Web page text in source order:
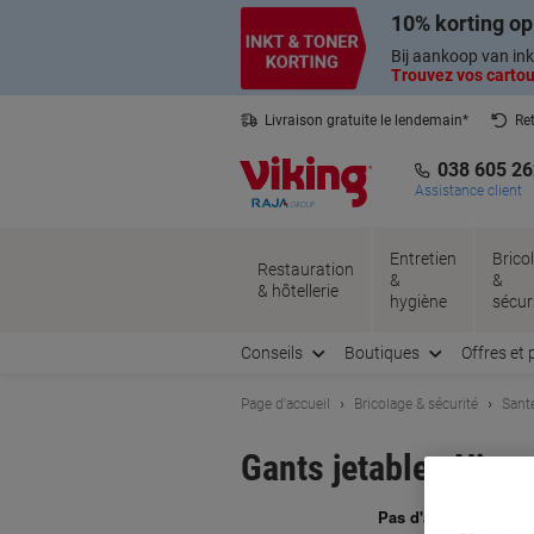
10% korting
Bij aankoop van
Trouvez vos
Livraison gratuite le lendemain*
038 605
Assistance client
Restauration
& hôtellerie
Entretien
&
hygiène
&
Conseils Boutiques Offres et
Page d'accueil Bricolage & sécurité
Gants jetables